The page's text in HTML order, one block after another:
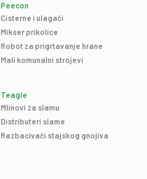
Peecon
Cisterne i ulagači
Mikser prikolice
Robot za prigrtavanje hrane
Mali komunalni strojevi
Teagle
Mlinovi za slamu
Distributeri slame
Razbacivači stajskog gnojiva